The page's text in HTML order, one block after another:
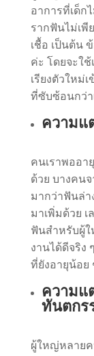
อาการที่เด็ก
รากฟันไม่เพี
เชื้อ เป็นต้น
ค่ะ โดยจะใ
เรียงตัวใหม่
ที่ซับซ้อนกว่า
ความแ
คนเราพออ
ด้วย บางคน
มากว่าฟันล่
มาเพิ่มด้วย เ
ฟันสำหรับผู้
งานได้ดีจริง
ที่ยังอายุน้อย
ความแ
ทันตกร
ผู้ใหญ่หลาย